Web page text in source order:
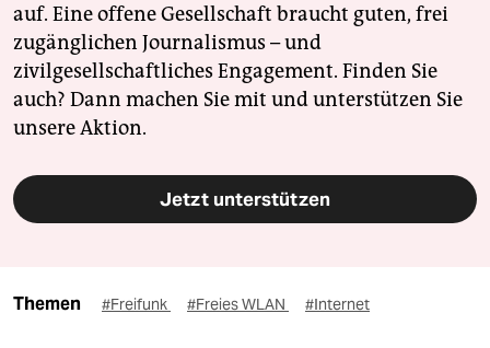
auf. Eine offene Gesellschaft braucht guten, frei
zugänglichen Journalismus – und
zivilgesellschaftliches Engagement. Finden Sie
auch? Dann machen Sie mit und unterstützen Sie
unsere Aktion.
Jetzt unterstützen
Themen #Freifunk #Freies WLAN #Internet